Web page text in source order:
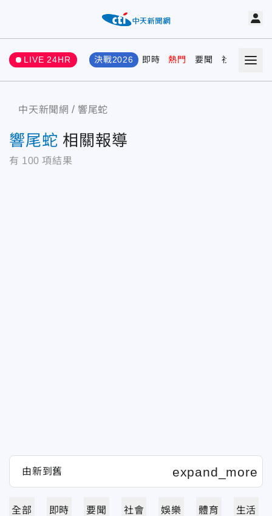
LIVE 24HR 決戰2026 即時 熱門 要聞 社會 娛樂
中天新聞網 響尾蛇
響尾蛇 相關報導
有 100 項結果
全部 即時 要聞 社會 娛樂 體育 生活